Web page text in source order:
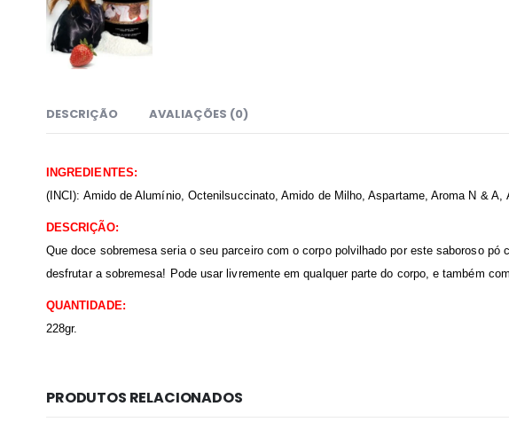
DESCRIÇÃO AVALIAÇÕES (0)
INGREDIENTES:
(INCI): Amido de Alumínio, Octenilsuccinato, Amido de Milho, Aspartame, Aroma N &
DESCRIÇÃO:
Que doce sobremesa seria o seu parceiro com o corpo polvilhado por este saboroso
desfrutar a sobremesa! Pode usar livremente em qualquer parte do corpo, e também
QUANTIDADE:
228gr.
PRODUTOS RELACIONADOS